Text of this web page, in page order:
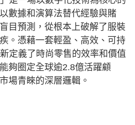
數據和演算法替代經驗與賭
目預測，從根本上破解了服裝
。憑藉一套輕盈、高效、可持
定義了時尚零售的效率和價值
夠圈定全球逾2.8億活躍顧
場青睞的深層邏輯。